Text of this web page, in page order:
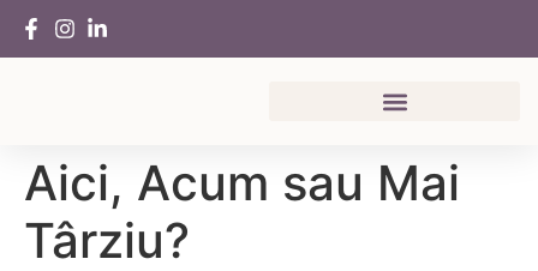
Aici, Acum sau Mai
Târziu?